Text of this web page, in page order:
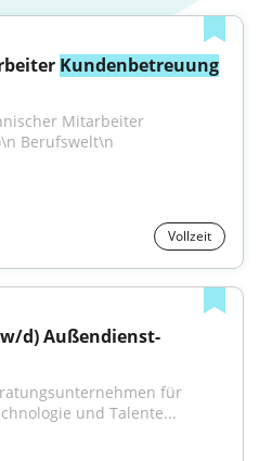
Kundenbetreuung
Berufswelt\n
Vollzeit
d) Außendienst-
für
und Talente...